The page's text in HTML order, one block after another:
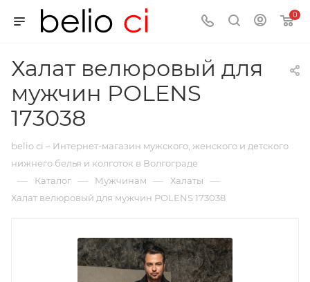
0
Халат велюровый для
мужчин POLENS
173038
belio ci – Интернет-магазин мужского, женского и детского
нижнего белья и колготок в Волгограде
— Каталог — Мужчинам — Халаты —
Халат велюровый для мужчин POLENS 173038